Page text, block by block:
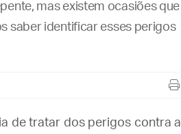
mas existem ocasiões que
saber identificar esses perigos
de tratar dos perigos contra a